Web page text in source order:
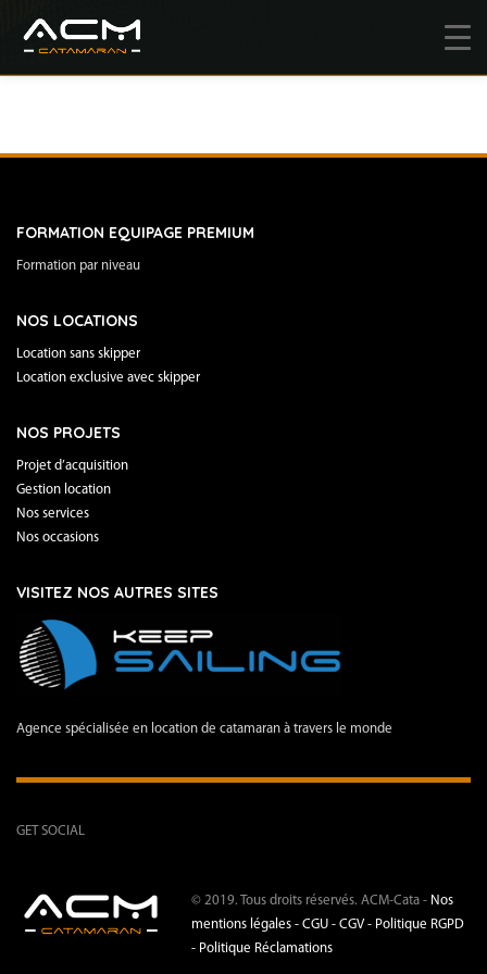
FORMATION EQUIPAGE PREMIUM
Formation par niveau
NOS LOCATIONS
Location sans skipper
Location exclusive avec skipper
NOS PROJETS
Projet d’acquisition
Gestion location
Nos services
Nos occasions
VISITEZ NOS AUTRES SITES
Agence spécialisée en location de catamaran à travers le monde
GET SOCIAL
© 2019. Tous droits réservés. ACM-Cata - Nos
mentions légales - CGU - CGV - Politique RGPD
- Politique Réclamations